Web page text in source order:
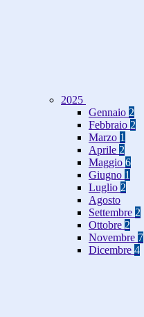
2025
Gennaio 2
Febbraio 2
Marzo 1
Aprile 2
Maggio 6
Giugno 1
Luglio 2
Agosto
Settembre 2
Ottobre 2
Novembre 7
Dicembre 4